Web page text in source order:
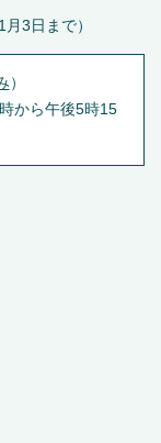
3日まで）
）
から午後5時15